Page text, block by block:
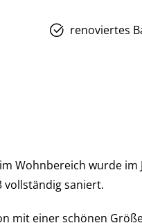
renoviertes
Wohnbereich wurde im
vollständig saniert.
mit einer schönen